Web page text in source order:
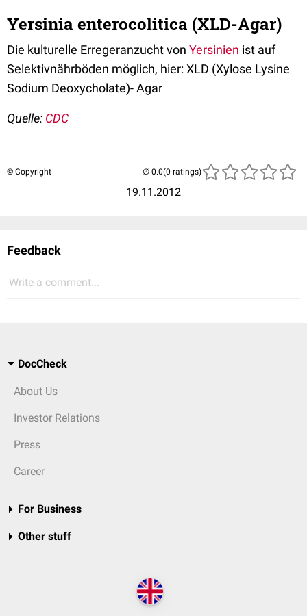
Yersinia enterocolitica (XLD-Agar)
Die kulturelle Erregeranzucht von Yersinien ist auf
Selektivnährböden möglich, hier: XLD (Xylose Lysine
Sodium Deoxycholate)- Agar
Quelle: CDC
© Copyright
19.11.2012
(0 ratings)
Feedback
Write a comment...
DocCheck
About Us
Investor Relations
Press
Career
For Business
Other stuff